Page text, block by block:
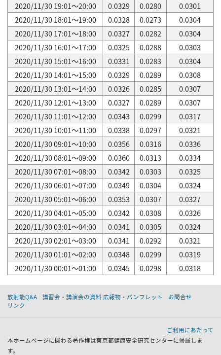
2020/11/30 19:01～20:00
0.0329 0.0280
0.0301
2020/11/30 18:01～19:00
0.0328 0.0273
0.0304
2020/11/30 17:01～18:00
0.0327 0.0282
0.0304
2020/11/30 16:01～17:00
0.0325 0.0288
0.0303
2020/11/30 15:01～16:00
0.0331 0.0283
0.0304
2020/11/30 14:01～15:00
0.0329 0.0289
0.0308
2020/11/30 13:01～14:00
0.0326 0.0285
0.0307
2020/11/30 12:01～13:00
0.0327 0.0289
0.0307
2020/11/30 11:01～12:00
0.0343 0.0299
0.0317
2020/11/30 10:01～11:00
0.0338 0.0297
0.0321
2020/11/30 09:01～10:00
0.0356 0.0316
0.0336
2020/11/30 08:01～09:00
0.0360 0.0313
0.0334
2020/11/30 07:01～08:00
0.0342 0.0303
0.0325
2020/11/30 06:01～07:00
0.0349 0.0304
0.0324
2020/11/30 05:01～06:00
0.0353 0.0307
0.0327
2020/11/30 04:01～05:00
0.0342 0.0308
0.0326
2020/11/30 03:01～04:00
0.0341 0.0305
0.0324
2020/11/30 02:01～03:00
0.0341 0.0292
0.0321
2020/11/30 01:01～02:00
0.0348 0.0299
0.0319
2020/11/30 00:01～01:00
0.0345 0.0298 0.0318
放射能Q&A 講習会・講演会の資料 広報物・パンフレット
お問合せ
リンク
ご利用にあたって
本ホームページに関わる著作権は東京都健康安全研究センターに帰属しま
す。